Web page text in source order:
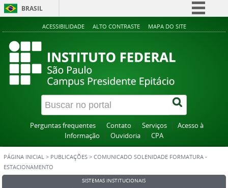
BRASIL
Simplifique!
Participe
Legislação
ACESSIBILIDADE ALTO CONTRASTE MAPA DO SITE
Perguntas frequentes Contato Serviços
Acesso à
Informação
Ouvidoria CPA
PÁGINA INICIAL > PUBLICAÇÕES > COMUNICADO SOLENIDADE FORMATURA -
ESTACIONAMENTO
SISTEMAS INSTITUCIONAIS